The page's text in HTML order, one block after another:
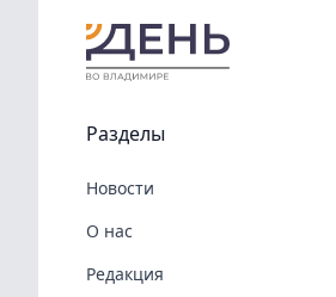
Разделы
Новости
О нас
Редакция